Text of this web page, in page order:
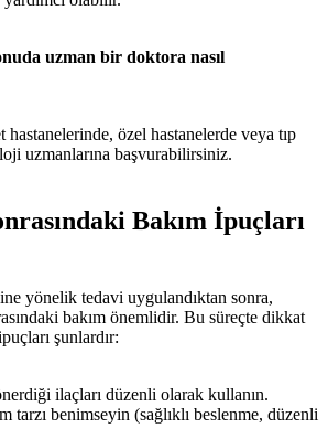
uzman bir doktora nasıl
özel hastanelerde veya tıp
uzmanlarına başvurabilirsiniz.
Bakım İpuçları
yönelik tedavi uygulandıktan sonra,
bakım önemlidir. Bu süreçte dikkat
şunlardır:
ilaçları düzenli olarak kullanın.
tarzı benimseyin (sağlıklı beslenme, düzenli